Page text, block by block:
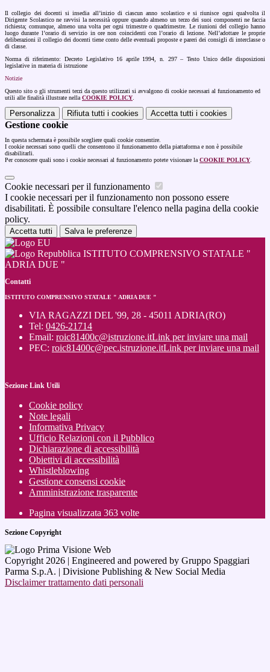
Il collegio dei docenti si insedia all’inizio di ciascun anno scolastico e si riunisce ogni qualvolta il
Dirigente Scolastico ne ravvisi la necessità oppure quando almeno un terzo dei suoi componenti ne faccia
richiesta; comunque, almeno una volta per ogni trimestre o quadrimestre. Le riunioni del collegio hanno
luogo durante l’orario di servizio in ore non coincidenti con l’orario di lezione. Nell’adottare le proprie
deliberazioni il collegio dei docenti tiene conto delle eventuali proposte e pareri dei consigli di interclasse o
di classe.
Norma di riferimento: Decreto Legislativo 16 aprile 1994, n. 297 – Testo Unico delle disposizioni
legislative in materia di istruzione
Notizie
Questo sito o gli strumenti terzi da questo utilizzati si avvalgono di cookie necessari al funzionamento ed
utili alle finalità illustrate nella COOKIE POLICY
Personalizza Rifiuta tutti i cookies Accetta tutti i cookies
Gestione cookie
In questa schermata è possibile scegliere quali cookie consentire.
I cookie necessari sono quelli che consentono il funzionamento della piattaforma e non è possibile
disabilitarli.
Per conoscere quali sono i cookie necessari al funzionamento potete visionare la COOKIE POLICY
Cookie necessari per il funzionamento
I cookie necessari per il funzionamento non possono essere
disabilitati. È possibile consultare l'elenco nella pagina della cookie
policy.
Accetta tutti Salva le preferenze
ISTITUTO COMPRENSIVO STATALE "
ADRIA DUE "
Contatti
ISTITUTO COMPRENSIVO STATALE " ADRIA DUE "
VIA RAGAZZI DEL '99, 28 - 45011 ADRIA(RO)
Tel: 0426-21714
Email: roic81400c@istruzione.itLink per inviare una mail
PEC: roic81400c@pec.istruzione.itLink per inviare una mail
Sezione Link Utili
Cookie policy
Note legali
Informativa Privacy
Ufficio Relazioni con il Pubblico
Dichiarazione di accessibilità
Obiettivi di accessibilità
Whistleblowing
Gestione consensi cookie
Amministrazione trasparente
Pagina visualizzata 363 volte
Sezione Copyright
Copyright 2026 | Engineered and powered by Gruppo Spaggiari
Parma S.p.A. | Divisione Publishing & New Social Media
Disclaimer trattamento dati personali